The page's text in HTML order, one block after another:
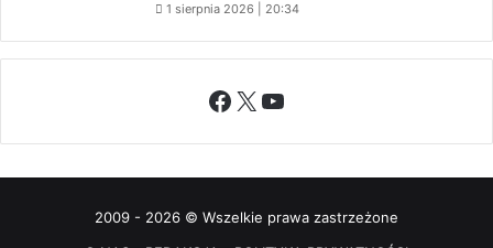
1 sierpnia 2026 | 20:34
Facebook
X YouTube
2009 - 2026 © Wszelkie prawa zastrzeżone